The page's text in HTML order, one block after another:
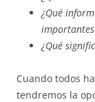
¿Qué
¿Qué
Cuando todos
tendremos la